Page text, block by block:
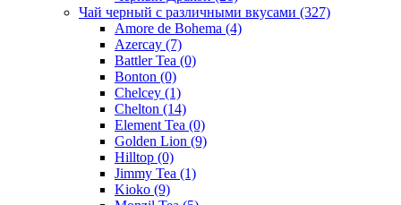
Чай черный с различными вкусами (327)
Amore de Bohema (4)
Azercay (7)
Battler Tea (0)
Bonton (0)
Chelcey (1)
Chelton (14)
Element Tea (0)
Golden Lion (9)
Hilltop (0)
Jimmy Tea (1)
Kioko (9)